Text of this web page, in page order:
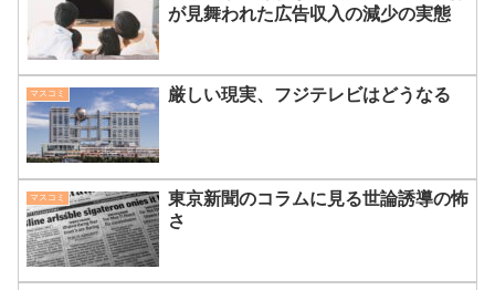
が見舞われた広告収入の減少の実態
マスコミ 厳しい現実、フジテレビはどうなる
マスコミ
東京新聞のコラムに見る世論誘導の怖
さ